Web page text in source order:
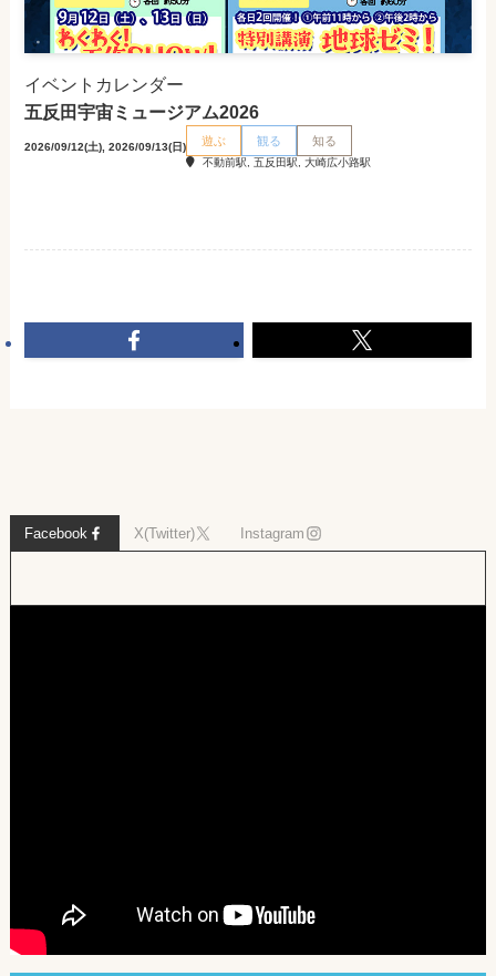
イベントカレンダー
五反田宇宙ミュージアム2026
2026/09/12(土), 2026/09/13(日) 遊ぶ 観る 知る
不動前駅, 五反田駅, 大崎広小路駅
Facebook X(Twitter) Instagram